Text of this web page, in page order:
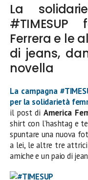
La
Ferrera e le
di jeans,
novella
La campagna
per la solidarietà
il post di America
shirt con l’hashtag e
spuntare una nuova
a lei, le altre tre
amiche e un paio di